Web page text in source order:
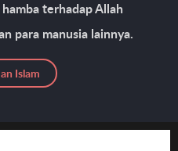
terhadap Allah
para manusia lainnya.
Islam